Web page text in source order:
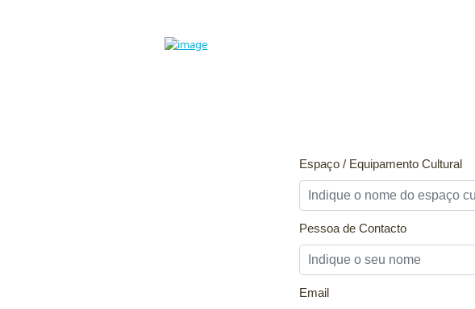
Espaço / Equipamento Cultural
Pessoa de Contacto
Email